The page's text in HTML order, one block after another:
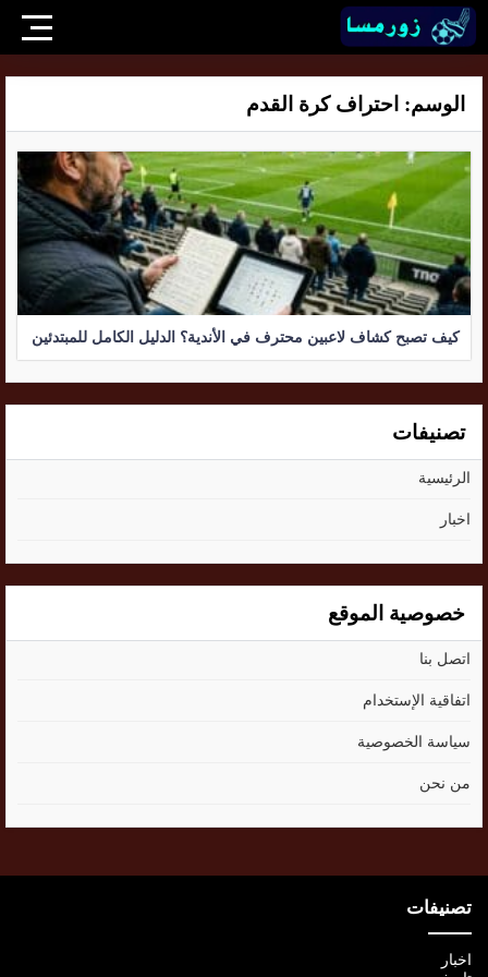
الوسم: احتراف كرة القدم
كيف تصبح كشاف لاعبين محترف في الأندية؟ الدليل الكامل للمبتدئين
تصنيفات
الرئيسية
اخبار
خصوصية الموقع
اتصل بنا
اتفاقية الإستخدام
سياسة الخصوصية
من نحن
تصنيفات
اخبار